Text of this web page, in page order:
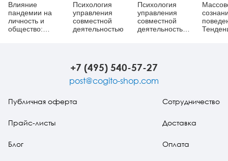
Влияние
пандемии на
личность и
общество:
Психология
управления
совместной
деятельностью
Психология
управления
совместной
деятельностью
+7 (495) 540-57-27
post@cogito-shop.com
Публичная оферта
Прайс-листы
Блог
Сотрудничество
Доставка
Оплата